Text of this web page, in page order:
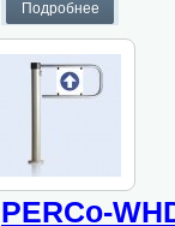
PERCo-